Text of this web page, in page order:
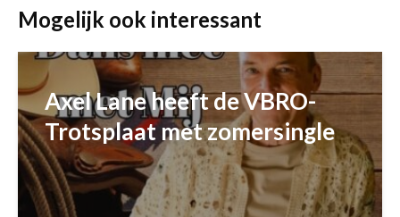
Mogelijk ook interessant
Axel Lane heeft de VBRO-
Trotsplaat met zomersingle